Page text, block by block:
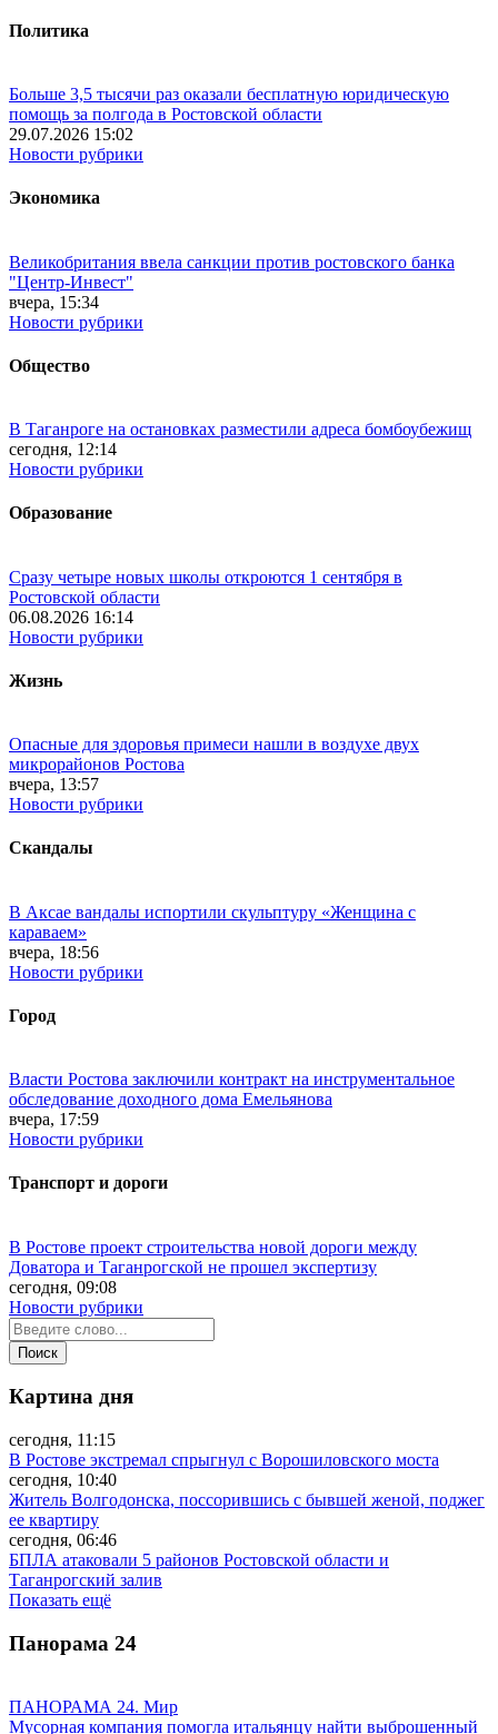
Политика
Больше 3,5 тысячи раз оказали бесплатную юридическую
помощь за полгода в Ростовской области
29.07.2026 15:02
Новости рубрики
Экономика
Великобритания ввела санкции против ростовского банка
"Центр-Инвест"
вчера, 15:34
Новости рубрики
Общество
В Таганроге на остановках разместили адреса бомбоубежищ
сегодня, 12:14
Новости рубрики
Образование
Сразу четыре новых школы откроются 1 сентября в
Ростовской области
06.08.2026 16:14
Новости рубрики
Жизнь
Опасные для здоровья примеси нашли в воздухе двух
микрорайонов Ростова
вчера, 13:57
Новости рубрики
Скандалы
В Аксае вандалы испортили скульптуру «Женщина с
караваем»
вчера, 18:56
Новости рубрики
Город
Власти Ростова заключили контракт на инструментальное
обследование доходного дома Емельянова
вчера, 17:59
Новости рубрики
Транспорт и дороги
В Ростове проект строительства новой дороги между
Доватора и Таганрогской не прошел экспертизу
сегодня, 09:08
Новости рубрики
Картина дня
сегодня, 11:15
В Ростове экстремал спрыгнул с Ворошиловского моста
сегодня, 10:40
Житель Волгодонска, поссорившись с бывшей женой, поджег
ее квартиру
сегодня, 06:46
БПЛА атаковали 5 районов Ростовской области и
Таганрогский залив
Показать ещё
Панорама 24
ПАНОРАМА 24. Мир
Мусорная компания помогла итальянцу найти выброшенный